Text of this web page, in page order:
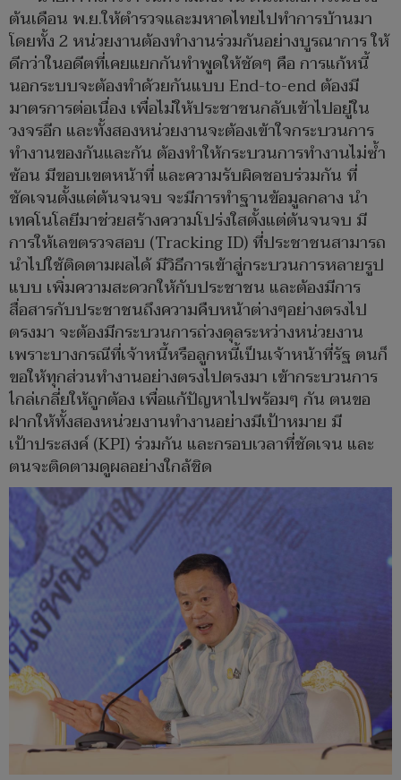
ต้นเดือน พ.ย.ให้ตำรวจและมหาดไทยไปทำการบ้านมา
โดยทั้ง 2 หน่วยงานต้องทำงานร่วมกันอย่างบูรณาการ ให้
ดีกว่าในอดีตที่เคยแยกกันทำพูดให้ชัดๆ คือ การแก้หนี้
นอกระบบจะต้องทำด้วยกันแบบ End-to-end ต้องมี
มาตรการต่อเนื่อง เพื่อไม่ให้ประชาชนกลับเข้าไปอยู่ใน
วงจรอีก และทั้งสองหน่วยงานจะต้องเข้าใจกระบวนการ
ทำงานของกันและกัน ต้องทำให้กระบวนการทำงานไม่ซ้ำ
ซ้อน มีขอบเขตหน้าที่ และความรับผิดชอบร่วมกัน ที่
ชัดเจนตั้งแต่ต้นจนจบ จะมีการทำฐานข้อมูลกลาง นำ
เทคโนโลยีมาช่วยสร้างความโปร่งใสตั้งแต่ต้นจนจบ มี
การให้เลขตรวจสอบ (Tracking ID) ที่ประชาชนสามารถ
นำไปใช้ติดตามผลได้ มีวิธีการเข้าสู่กระบวนการหลายรูป
แบบ เพิ่มความสะดวกให้กับประชาชน และต้องมีการ
สื่อสารกับประชาชนถึงความคืบหน้าต่างๆอย่างตรงไป
ตรงมา จะต้องมีกระบวนการถ่วงดุลระหว่างหน่วยงาน
เพราะบางกรณีที่เจ้าหนี้หรือลูกหนี้เป็นเจ้าหน้าที่รัฐ ตนก็
ขอให้ทุกส่วนทำงานอย่างตรงไปตรงมา เข้ากระบวนการ
ไกล่เกลี่ยให้ถูกต้อง เพื่อแก้ปัญหาไปพร้อมๆ กัน ตนขอ
ฝากให้ทั้งสองหน่วยงานทำงานอย่างมีเป้าหมาย มี
เป้าประสงค์ (KPI) ร่วมกัน และกรอบเวลาที่ชัดเจน และ
ตนจะติดตามดูผลอย่างใกล้ชิด